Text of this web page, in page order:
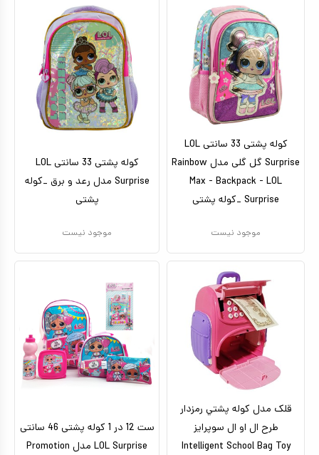
کوله پشتی 33 سانتی LOL
Surprise گل گلی مدل Rainbow
Max - Backpack - LOL
Surprise _کوله پشتی
موجود نیست
کوله پشتی 33 سانتی LOL
Surprise مدل رعد و برق _کوله
پشتی
موجود نیست
قلک مدل كوله پشتي رمزدار
طرح ال او ال سوپرایز
Intelligent School Bag Toy
ست 12 در 1 کوله پشتی 46 سانتی
LOL Surprise مدل Promotion